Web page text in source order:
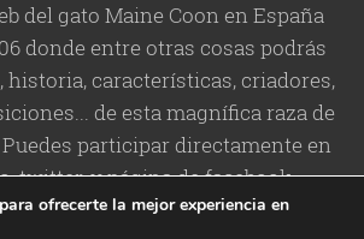
del gato Maine Coon en España
donde entre otras cosas podrás
historia,características, criadores,
de esta magnífica raza de
participar directamente en
twitter, y página de facebook.
ofrecerte la mejor experiencia en